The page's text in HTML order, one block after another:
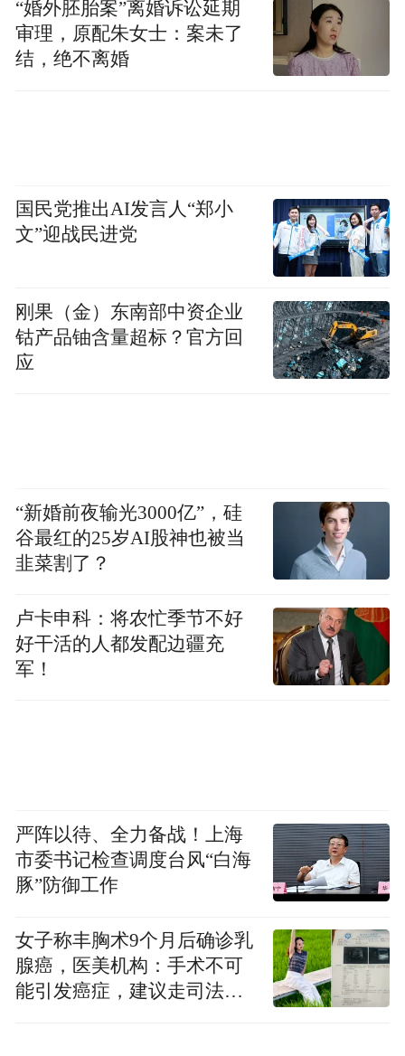
“婚外胚胎案”离婚诉讼延期
审理，原配朱女士：案未了
结，绝不离婚
国民党推出AI发言人“郑小
文”迎战民进党
刚果（金）东南部中资企业
钴产品铀含量超标？官方回
应
“新婚前夜输光3000亿”，硅
谷最红的25岁AI股神也被当
韭菜割了？
卢卡申科：将农忙季节不好
好干活的人都发配边疆充
军！
严阵以待、全力备战！上海
市委书记检查调度台风“白海
豚”防御工作
女子称丰胸术9个月后确诊乳
腺癌，医美机构：手术不可
能引发癌症，建议走司法途